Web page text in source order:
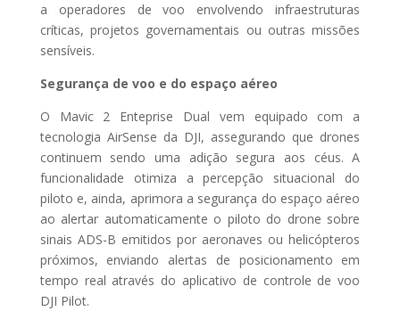
a operadores de voo envolvendo infraestruturas
críticas, projetos governamentais ou outras missões
sensíveis.
Segurança de voo e do espaço aéreo
O Mavic 2 Enteprise Dual vem equipado com a
tecnologia AirSense da DJI, assegurando que drones
continuem sendo uma adição segura aos céus. A
funcionalidade otimiza a percepção situacional do
piloto e, ainda, aprimora a segurança do espaço aéreo
ao alertar automaticamente o piloto do drone sobre
sinais ADS-B emitidos por aeronaves ou helicópteros
próximos, enviando alertas de posicionamento em
tempo real através do aplicativo de controle de voo
DJI Pilot.